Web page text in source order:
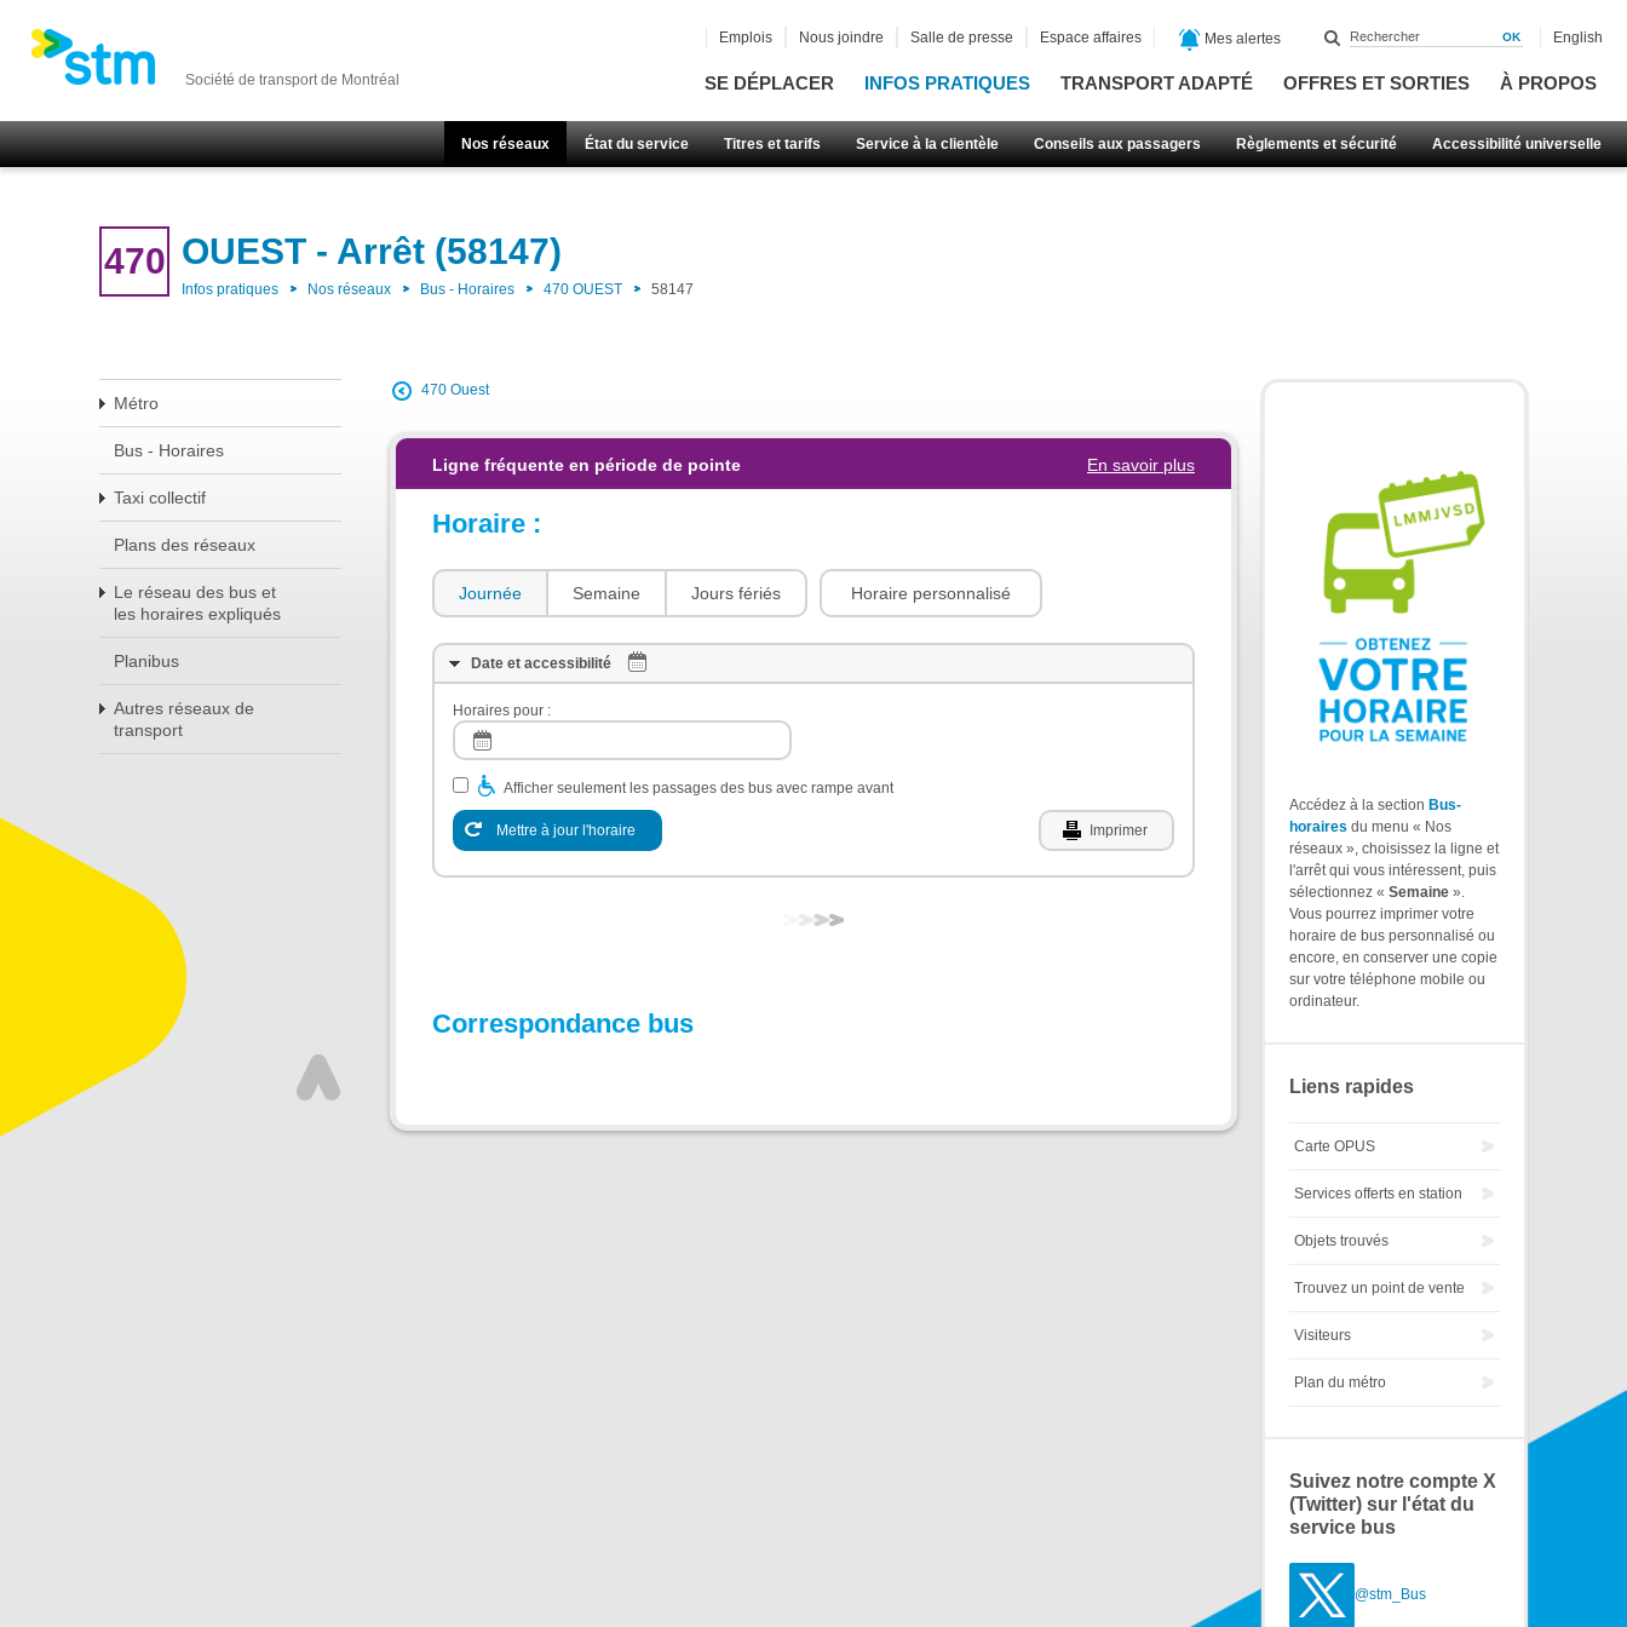
Société de transport de Montréal SE DÉPLACER INFOS PRATIQUES TRANSPORT ADAPTÉ OFFRES ET SORTIES À PROPOS
Nos réseaux État du service Titres et tarifs Service à la clientèle Conseils aux passagers Règlements et sécurité Accessibilité universelle
Emplois Nous joindre Salle de presse Espace affaires Mes alertes English
470 OUEST - Arrêt (58147)
Infos pratiques Nos réseaux Bus - Horaires 470 OUEST 58147
Métro
Bus - Horaires
Taxi collectif
Plans des réseaux
Le réseau des bus et
les horaires expliqués
Planibus
Autres réseaux de
transport
470 Ouest
Ligne fréquente en période de pointe En savoir plus
Horaire :
Journée Semaine Jours fériés Horaire personnalisé
Date et accessibilité
Horaires pour :
Afficher seulement les passages des bus avec rampe avant
Mettre à jour l'horaire Imprimer
Correspondance bus
Accédez à la section Bus-
horaires du menu « Nos
réseaux », choisissez la ligne et
l'arrêt qui vous intéressent, puis
sélectionnez « Semaine ».
Vous pourrez imprimer votre
horaire de bus personnalisé ou
encore, en conserver une copie
sur votre téléphone mobile ou
ordinateur.
Liens rapides
Carte OPUS
Services offerts en station
Objets trouvés
Trouvez un point de vente
Visiteurs
Plan du métro
Suivez notre compte X
(Twitter) sur l'état du
service bus
@stm_Bus